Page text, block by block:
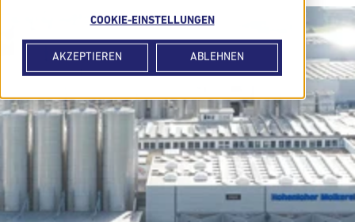
COOKIE-EINSTELLUNGEN
AKZEPTIEREN ABLEHNEN